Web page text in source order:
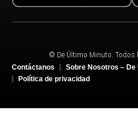
© De Último Minuto. Todos
Contáctanos
Sobre Nosotros – De
Política de privacidad